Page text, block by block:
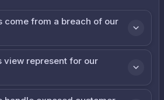
come from a breach of our
view represent for our